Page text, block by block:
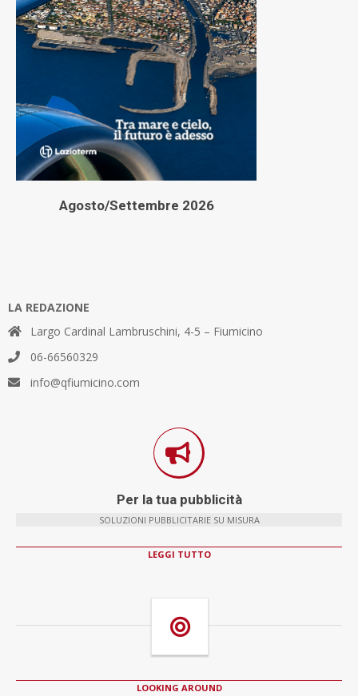
Agosto/Settembre 2026
LA REDAZIONE
Largo Cardinal Lambruschini, 4-5 – Fiumicino
06-66560329
info@qfiumicino.com
Per la tua pubblicità
SOLUZIONI PUBBLICITARIE SU MISURA
LEGGI TUTTO
LOOKING AROUND